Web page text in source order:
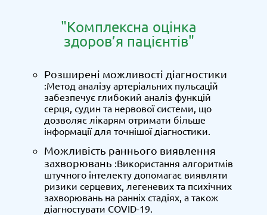
"Комплексна оцінка
здоров’я пацієнтів"
Розширені можливості діагностики
:Метод аналізу артеріальних пульсацій
забезпечує глибокий аналіз функцій
серця, судин та нервової системи, що
дозволяє лікарям отримати більше
інформації для точнішої діагностики.
Можливість раннього виявлення
захворювань :Використання алгоритмів
штучного інтелекту допомагає виявляти
ризики серцевих, легеневих та психічних
захворювань на ранніх стадіях, а також
діагностувати COVID-19.